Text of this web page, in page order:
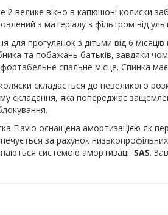
й велике вікно в капюшоні колиски
з матеріалу з фільтром від
для прогулянок з дітьми від 6
та побажань батьків, завдяки
спальне місце. Спинка
складається до невеликого
складання, яка попереджає
Flavio оснащена амортизацією як
за рахунок
системою амортизації SAS.